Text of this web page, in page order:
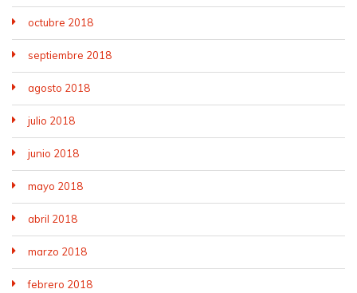
octubre 2018
septiembre 2018
agosto 2018
julio 2018
junio 2018
mayo 2018
abril 2018
marzo 2018
febrero 2018